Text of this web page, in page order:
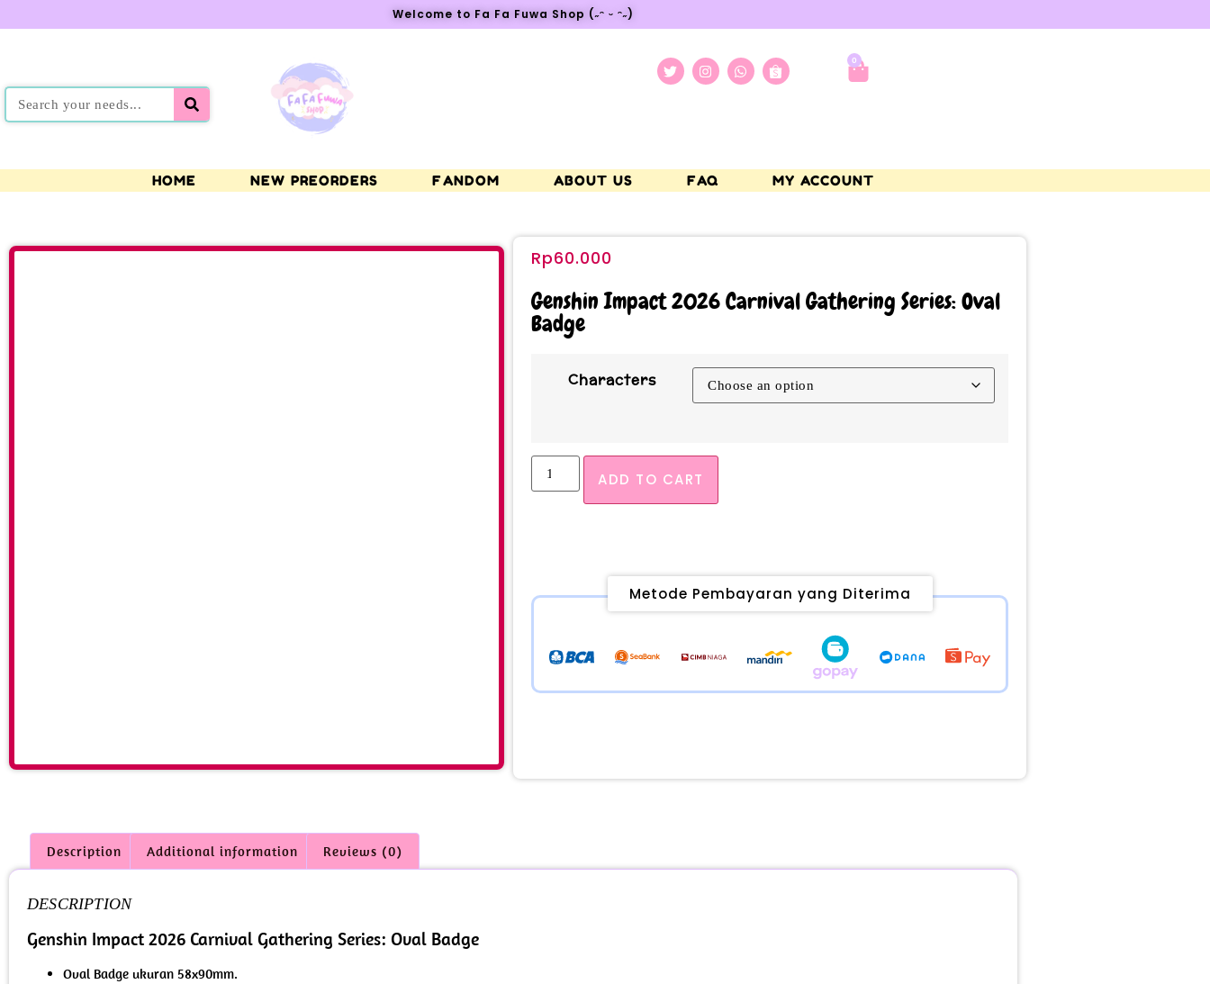
Welcome to Fa Fa Fuwa Shop (˶ᵔ ᵕ ᵔ˶)
0
HOME NEW PREORDERS FANDOM ABOUT US FAQ MY ACCOUNT
Rp60.000
Genshin Impact 2026 Carnival Gathering Series: Oval
Badge
Characters
ADD TO CART
Metode Pembayaran yang Diterima
Description Additional information Reviews (0)
DESCRIPTION
Genshin Impact 2026 Carnival Gathering Series: Oval Badge
Oval Badge ukuran 58x90mm.